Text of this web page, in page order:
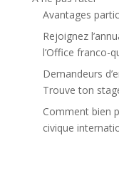
Avantages
Rejoignez
l’Office franco-
Demandeurs
Trouve ton
Comment bien
civique